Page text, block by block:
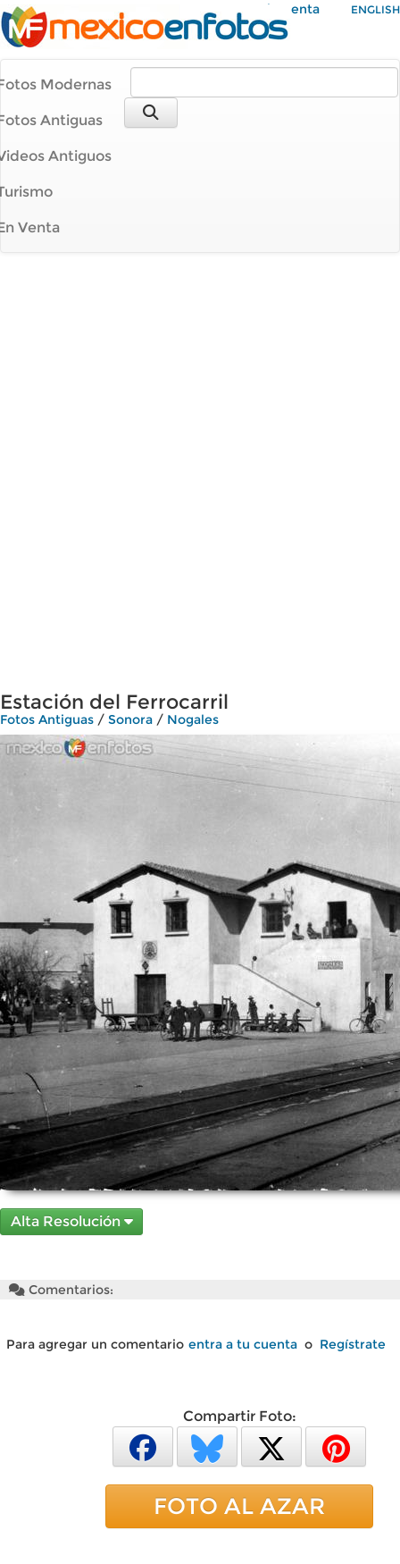
Mi Cuenta ENGLISH
Modernas
Antiguas
Antiguos
Venta
Estación del Ferrocarril
Fotos Antiguas / Sonora / Nogales
Alta Resolución
Comentarios:
Para agregar un comentario entra a tu cuenta o Regístrate
Compartir Foto:
FOTO AL AZAR